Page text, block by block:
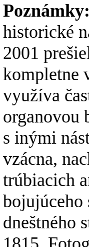
historické
2001
kompletne
využíva
organovou
s inými
vzácna,
trúbiacich
bojujúceho
dneštného